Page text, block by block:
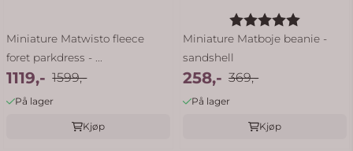
Miniature Matwisto fleece
foret parkdress - ...
1119,- 1599,-
På lager
Kjøp
Karakter: 5.0 av 5
Miniature Matboje beanie -
sandshell
258,- 369,-
På lager
Kjøp